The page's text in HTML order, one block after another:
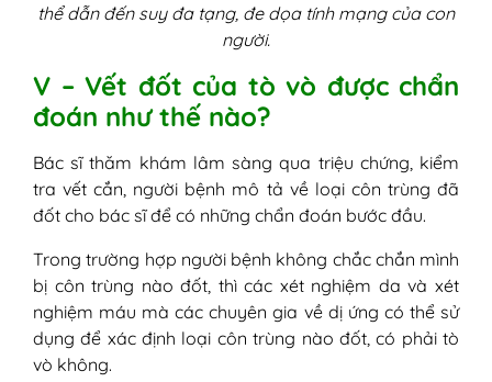
thể dẫn đến suy đa tạng, đe dọa tính mạng của con
người.
V – Vết đốt của tò vò được chẩn
đoán như thế nào?
Bác sĩ thăm khám lâm sàng qua triệu chứng, kiểm
tra vết cắn, người bệnh mô tả về loại côn trùng đã
đốt cho bác sĩ để có những chẩn đoán bước đầu.
Trong trường hợp người bệnh không chắc chắn mình
bị côn trùng nào đốt, thì các xét nghiệm da và xét
nghiệm máu mà các chuyên gia về dị ứng có thể sử
dụng để xác định loại côn trùng nào đốt, có phải tò
vò không.